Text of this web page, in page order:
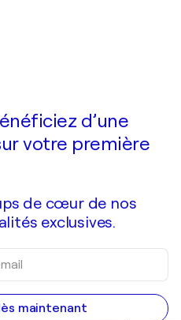
d’une
votre première
de cœur de nos
exclusives.
maintenant